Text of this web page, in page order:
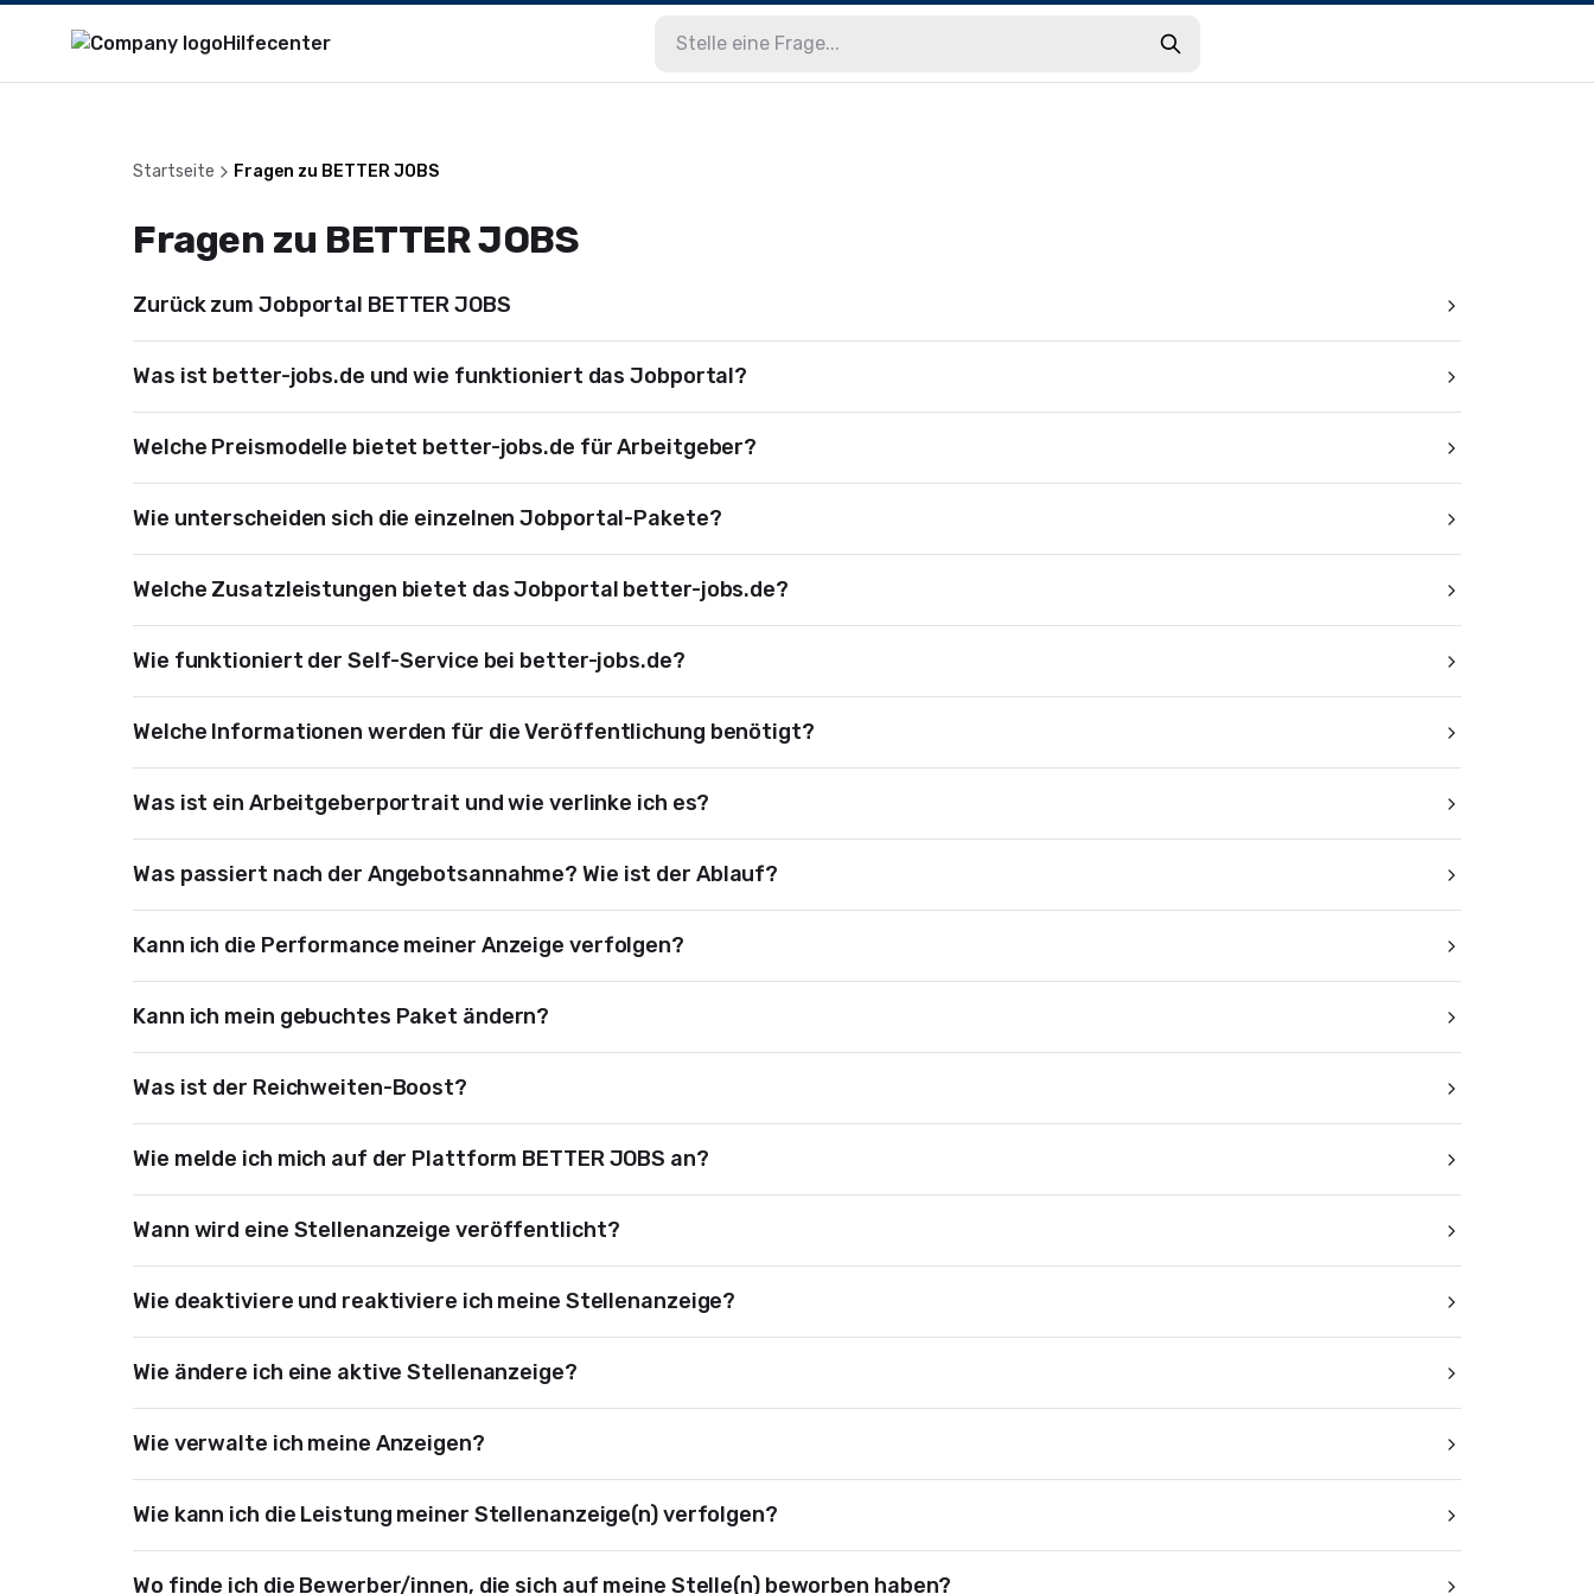
Hilfecenter
Startseite Fragen zu BETTER JOBS
Fragen zu BETTER JOBS
Zurück zum Jobportal BETTER JOBS
Was ist better-jobs.de und wie funktioniert das Jobportal?
Welche Preismodelle bietet better-jobs.de für Arbeitgeber?
Wie unterscheiden sich die einzelnen Jobportal-Pakete?
Welche Zusatzleistungen bietet das Jobportal better-jobs.de?
Wie funktioniert der Self-Service bei better-jobs.de?
Welche Informationen werden für die Veröffentlichung benötigt?
Was ist ein Arbeitgeberportrait und wie verlinke ich es?
Was passiert nach der Angebotsannahme? Wie ist der Ablauf?
Kann ich die Performance meiner Anzeige verfolgen?
Kann ich mein gebuchtes Paket ändern?
Was ist der Reichweiten-Boost?
Wie melde ich mich auf der Plattform BETTER JOBS an?
Wann wird eine Stellenanzeige veröffentlicht?
Wie deaktiviere und reaktiviere ich meine Stellenanzeige?
Wie ändere ich eine aktive Stellenanzeige?
Wie verwalte ich meine Anzeigen?
Wie kann ich die Leistung meiner Stellenanzeige(n) verfolgen?
Wo finde ich die Bewerber/innen, die sich auf meine Stelle(n) beworben haben?